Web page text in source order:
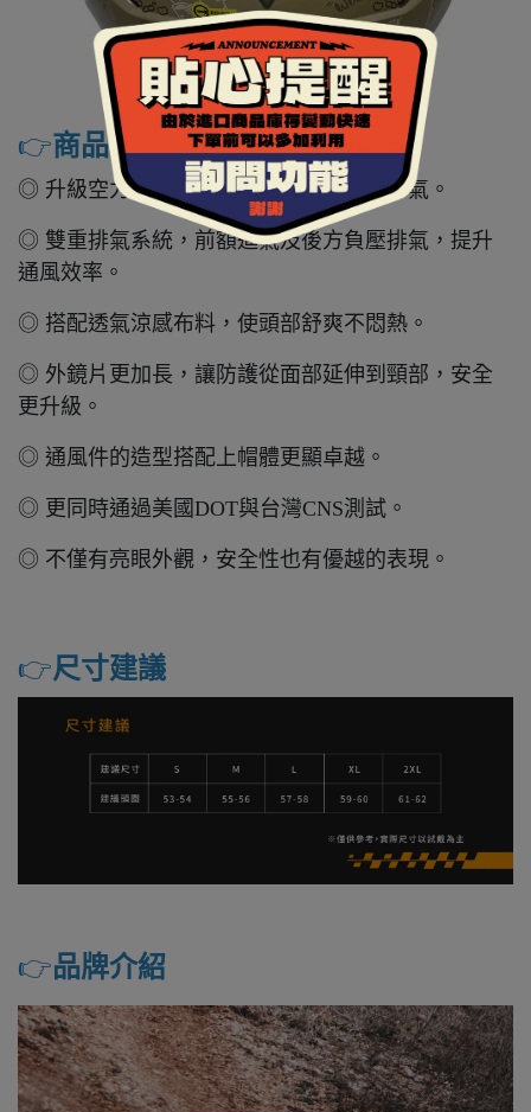
👉️商品特色
◎ 升級空力押尾，讓外觀視覺更顯流暢帥氣。
◎ 雙重排氣系統，前額進氣及後方負壓排氣，提升
通風效率。
◎ 搭配透氣涼感布料，使頭部舒爽不悶熱。
◎ 外鏡片更加長，讓防護從面部延伸到頸部，安全
更升級。
◎ 通風件的造型搭配上帽體更顯卓越。
◎ 更同時通過美國DOT與台灣CNS測試。
◎ 不僅有亮眼外觀，安全性也有優越的表現。
👉️尺寸建議
👉️品牌介紹